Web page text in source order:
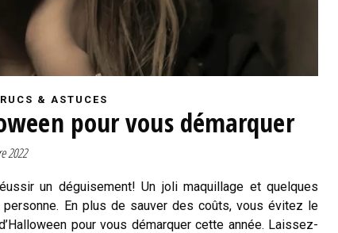
& ASTUCES
pour vous démarquer
2022
un déguisement! Un joli maquillage et quelques
En plus de sauver des coûts, vous évitez le
pour vous démarquer cette année. Laissez-